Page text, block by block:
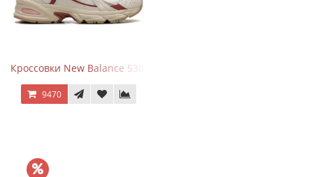
Кроссовки New Balance 530 Festival Pack Clay
9470